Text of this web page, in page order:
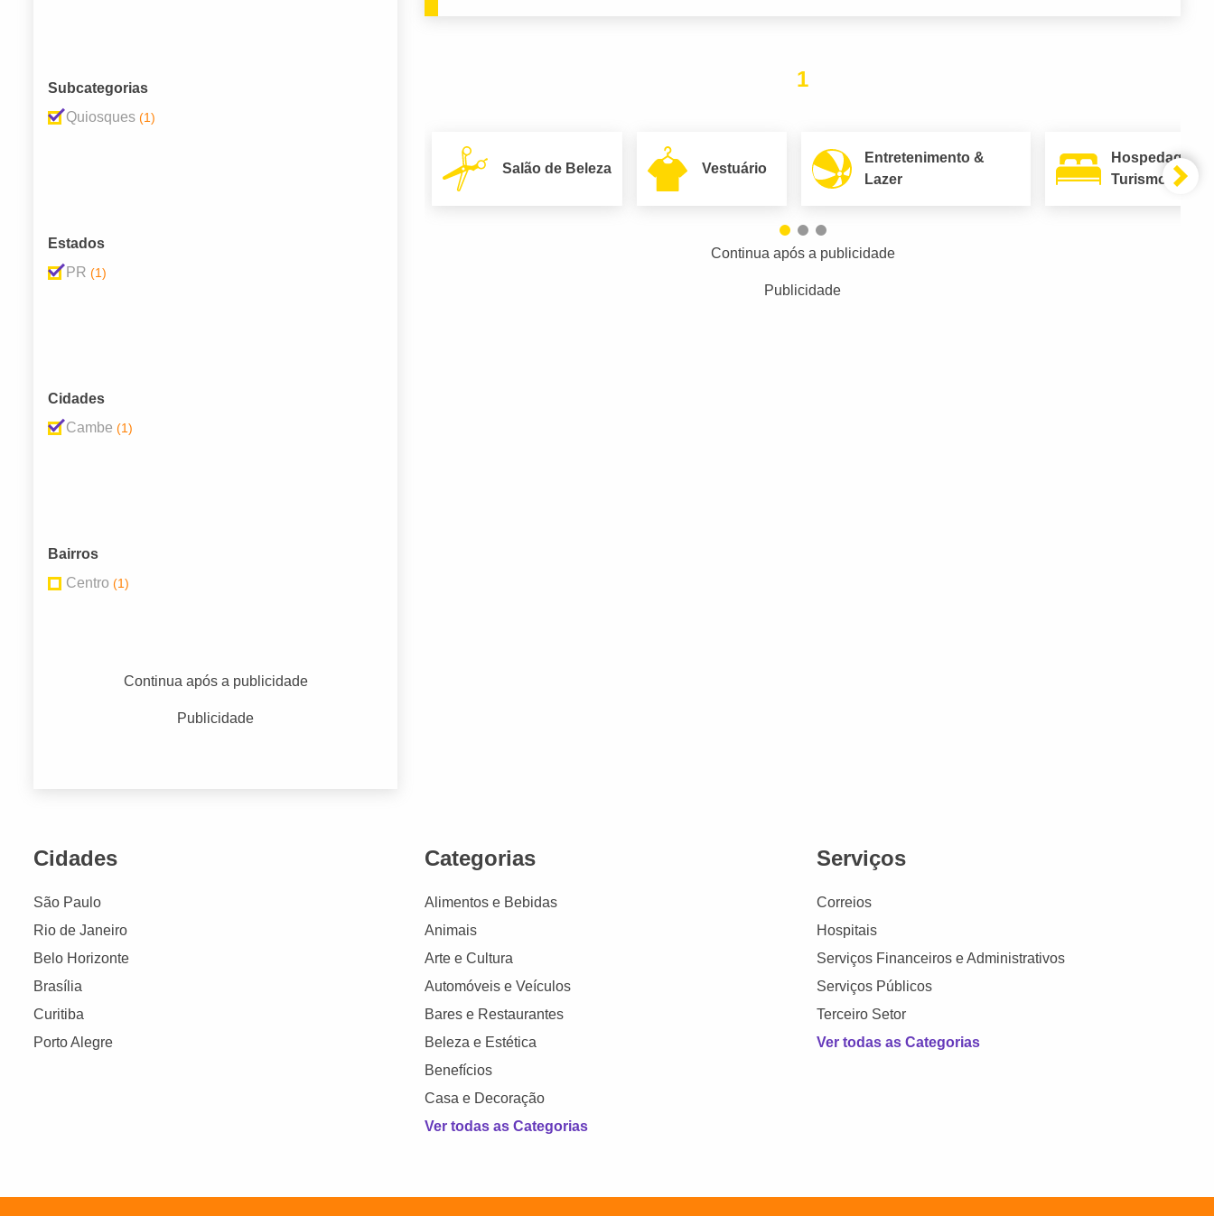
Subcategorias
Quiosques (1)
Estados
PR (1)
Cidades
Cambe (1)
Bairros
Centro (1)
Continua após a publicidade
Publicidade
1
Salão de Beleza Vestuário
Entretenimento &
Lazer
Hospedagem
Turismo
Continua após a publicidade
Publicidade
Cidades
São Paulo
Rio de Janeiro
Belo Horizonte
Brasília
Curitiba
Porto Alegre
Categorias
Alimentos e Bebidas
Animais
Arte e Cultura
Automóveis e Veículos
Bares e Restaurantes
Beleza e Estética
Benefícios
Casa e Decoração
Ver todas as Categorias
Serviços
Correios
Hospitais
Serviços Financeiros e Administrativos
Serviços Públicos
Terceiro Setor
Ver todas as Categorias